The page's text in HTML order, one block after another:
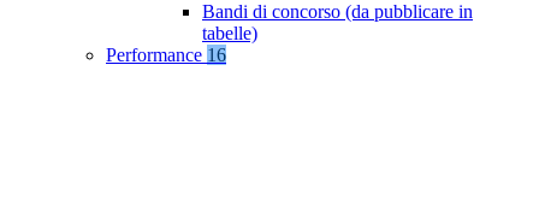
Bandi di concorso (da pubblicare in
tabelle)
Performance 16